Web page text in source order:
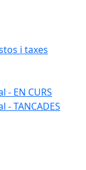
i taxes
EN CURS
TANCADES